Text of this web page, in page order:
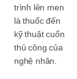
trình lên men
lá thuốc đến
kỹ thuật cuốn
thủ công của
nghệ nhân.